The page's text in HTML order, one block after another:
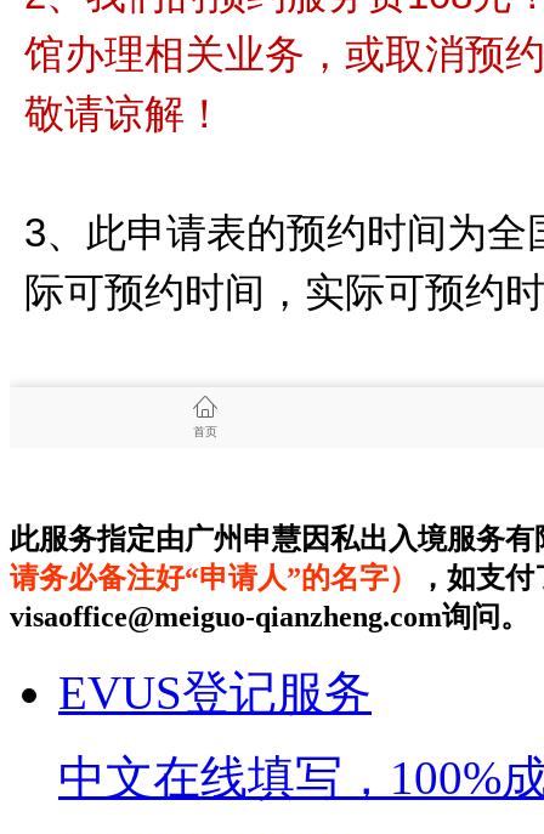
此服务指定由广州申慧因私出入境服务
请务必备注好“申请人”的名字）
，如支
visaoffice@meiguo-qianzheng.com询问。
EVUS登记服务
中文在线填写，100%